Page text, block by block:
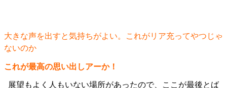
大きな声を出すと気持ちがよい。これがリア充ってやつじゃ
ないのか
これが最高の思い出しアーか！
展望もよく人もいない場所があったので、ここが最後とば